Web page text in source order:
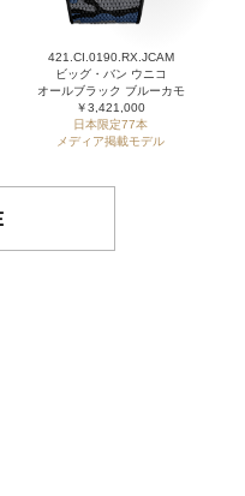
421.CI.0190.RX.JCAM
ビッグ・バン ウニコ
オールブラック ブルーカモ
￥3,421,000
日本限定77本
メディア掲載モデル